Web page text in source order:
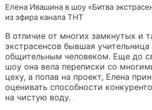
Елена Ивашина в шоу «Битва
из эфира канала ТНТ
В отличие от многих замкнутых и
экстрасенсов бывшая учительница
общительным человеком. Еще до
шоу она вела переписки со
цеху, а попав на проект, Елена
оценивать способности
на чистую воду.